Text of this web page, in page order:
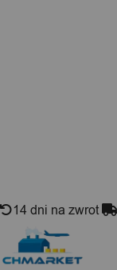
14 dni na zwrot